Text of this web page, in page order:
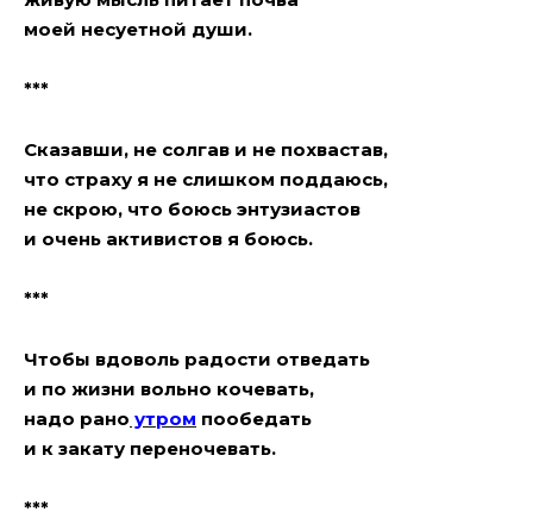
моей несуетной души.
***
Сказавши, не солгав и не похвастав,
что страху я не слишком поддаюсь,
не скрою, что боюсь энтузиастов
и очень активистов я боюсь.
***
Чтобы вдоволь радости отведать
и по жизни вольно кочевать,
надо рано утром пообедать
и к закату переночевать.
***